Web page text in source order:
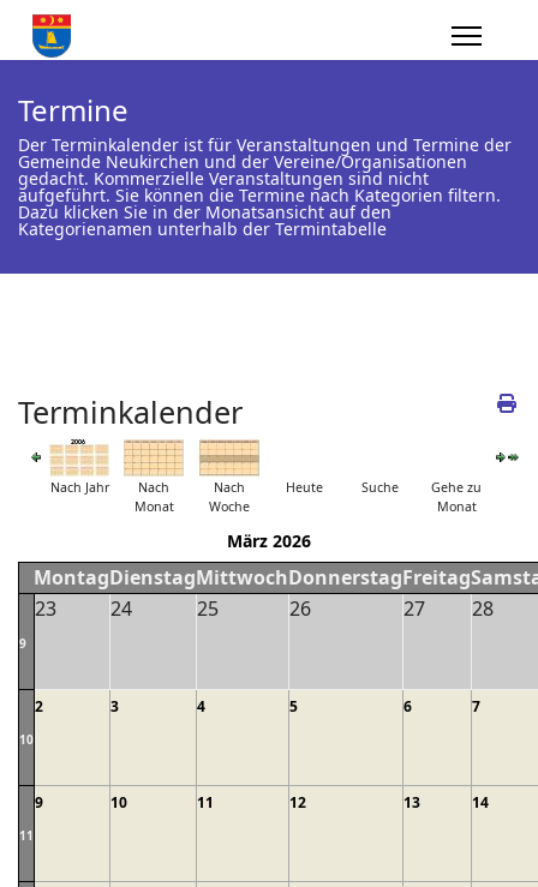
Termine
Der Terminkalender ist für Veranstaltungen und Termine der
Gemeinde Neukirchen und der Vereine/Organisationen
gedacht. Kommerzielle Veranstaltungen sind nicht
aufgeführt. Sie können die Termine nach Kategorien filtern.
Dazu klicken Sie in der Monatsansicht auf den
Kategorienamen unterhalb der Termintabelle
Terminkalender
Nach Jahr
Nach
Monat
Nach
Woche
Heute Suche
Gehe zu
Monat
März 2026
MontagDienstagMittwochDonnerstagFreitag
9
23 24 25 26 27 28
10
2 3 4 5 6 7
11
9 10 11 12 13 14